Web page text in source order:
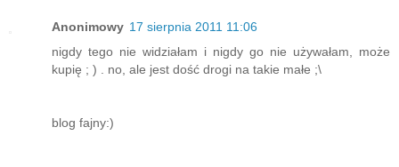
Anonimowy 17 sierpnia 2011 11:06
nigdy tego nie widziałam i nigdy go nie używałam, może
kupię ; ) . no, ale jest dość drogi na takie małe ;\
blog fajny:)